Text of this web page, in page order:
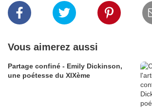
Vous aimerez aussi
Partage confiné - Emily Dickinson,
une poétesse du XIXème